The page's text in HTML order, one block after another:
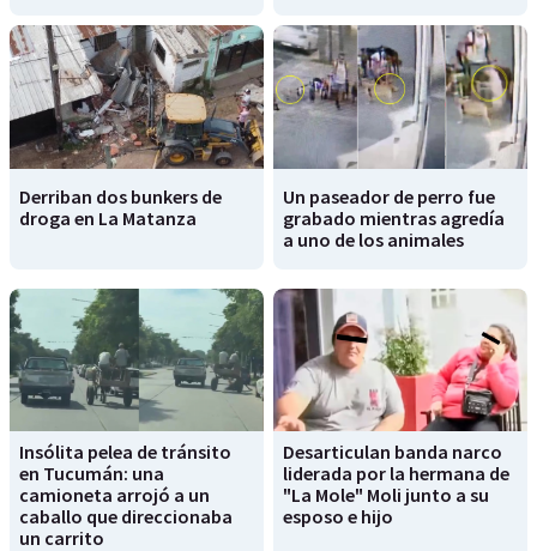
Derriban dos bunkers de
droga en La Matanza
Un paseador de perro fue
grabado mientras agredía
a uno de los animales
Insólita pelea de tránsito
en Tucumán: una
camioneta arrojó a un
caballo que direccionaba
un carrito
Desarticulan banda narco
liderada por la hermana de
"La Mole" Moli junto a su
esposo e hijo